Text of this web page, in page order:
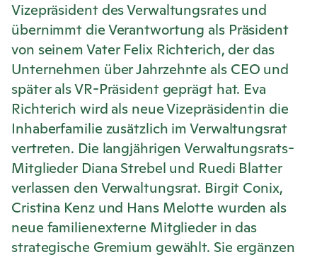
Vizepräsident des Verwaltungsrates und
übernimmt die Verantwortung als Präsident
von seinem Vater Felix Richterich, der das
Unternehmen über Jahrzehnte als CEO und
später als VR-Präsident geprägt hat. Eva
Richterich wird als neue Vizepräsidentin die
Inhaberfamilie zusätzlich im Verwaltungsrat
vertreten. Die langjährigen Verwaltungsrats-
Mitglieder Diana Strebel und Ruedi Blatter
verlassen den Verwaltungsrat. Birgit Conix,
Cristina Kenz und Hans Melotte wurden als
neue familienexterne Mitglieder in das
strategische Gremium gewählt. Sie ergänzen